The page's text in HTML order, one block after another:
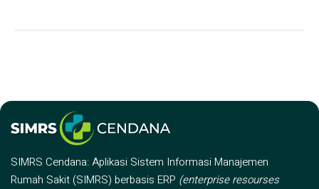
SIMRS Cendana: Aplikasi Sistem Informasi Manajemen
Rumah Sakit (SIMRS) berbasis ERP (enterprise resourses